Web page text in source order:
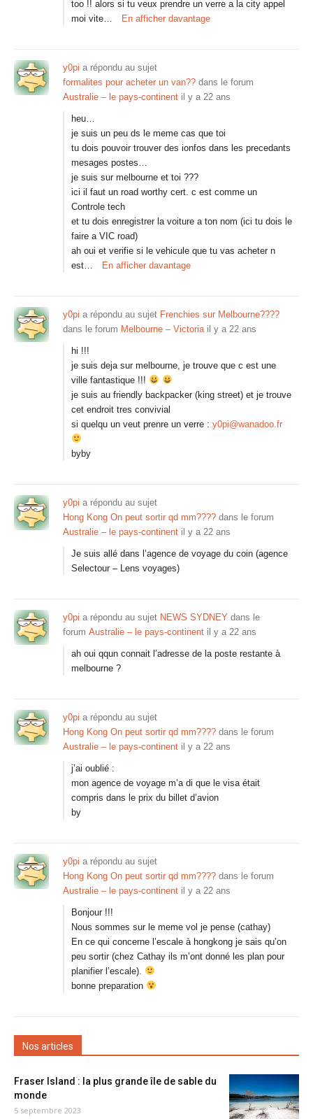
too !! alors si tu veux prendre un verre a la city appel
moi vite…
En afficher davantage
y0pi a répondu au sujet
formalites pour acheter un van?? dans le forum
Australie – le pays-continent il y a 22 ans
heu…
je suis un peu ds le meme cas que toi
tu dois pouvoir trouver des ionfos dans les precedants
mesages postes…
je suis sur melbourne et toi ???
ici il faut un road worthy cert. c est comme un
Controle tech
et tu dois enregistrer la voiture a ton nom (ici tu dois le
faire a VIC road)
ah oui et verifie si le vehicule que tu vas acheter n
est…
En afficher davantage
y0pi a répondu au sujet Frenchies sur Melbourne????
dans le forum Melbourne – Victoria il y a 22 ans
hi !!!
je suis deja sur melbourne, je trouve que c est une
ville fantastique !!!
je suis au friendly backpacker (king street) et je trouve
cet endroit tres convivial
si quelqu un veut prenre un verre : y0pi@wanadoo.fr
byby
y0pi a répondu au sujet
Hong Kong On peut sortir qd mm???? dans le forum
Australie – le pays-continent il y a 22 ans
Je suis allé dans l’agence de voyage du coin (agence
Selectour – Lens voyages)
y0pi a répondu au sujet NEWS SYDNEY dans le
forum Australie – le pays-continent il y a 22 ans
ah oui qqun connait l’adresse de la poste restante à
melbourne ?
y0pi a répondu au sujet
Hong Kong On peut sortir qd mm???? dans le forum
Australie – le pays-continent il y a 22 ans
j’ai oublié :
mon agence de voyage m’a di que le visa était
compris dans le prix du billet d’avion
by
y0pi a répondu au sujet
Hong Kong On peut sortir qd mm???? dans le forum
Australie – le pays-continent il y a 22 ans
Bonjour !!!
Nous sommes sur le meme vol je pense (cathay)
En ce qui concerne l’escale à hongkong je sais qu’on
peu sortir (chez Cathay ils m’ont donné les plan pour
planifier l’escale).
bonne preparation
Nos articles
Fraser Island : la plus grande île de sable du
monde
5 septembre 2023